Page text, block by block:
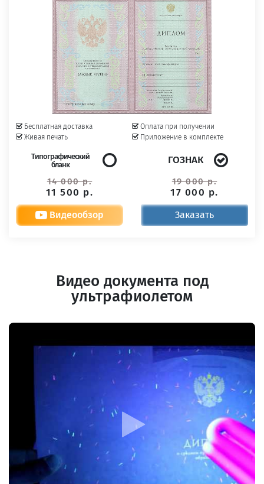
Бесплатная доставка
Живая печать
Оплата при получении
Приложение в комплекте
Типографический
бланк
14 000 р.
11 500 р.
ГОЗНАК
19 000 р.
17 000 р.
Видеообзор Заказать
Видео документа под
ультрафиолетом